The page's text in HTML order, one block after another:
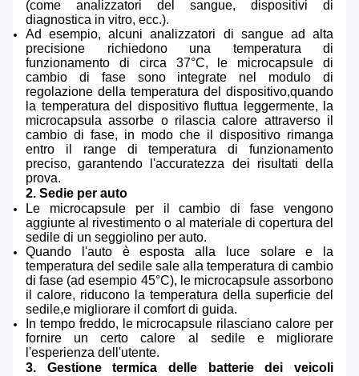
(come analizzatori del sangue, dispositivi di
diagnostica in vitro, ecc.).
Ad esempio, alcuni analizzatori di sangue ad alta
precisione richiedono una temperatura di
funzionamento di circa 37°C, le microcapsule di
cambio di fase sono integrate nel modulo di
regolazione della temperatura del dispositivo,quando
la temperatura del dispositivo fluttua leggermente, la
microcapsula assorbe o rilascia calore attraverso il
cambio di fase, in modo che il dispositivo rimanga
entro il range di temperatura di funzionamento
preciso, garantendo l'accuratezza dei risultati della
prova.
2. Sedie per auto
Le microcapsule per il cambio di fase vengono
aggiunte al rivestimento o al materiale di copertura del
sedile di un seggiolino per auto.
Quando l'auto è esposta alla luce solare e la
temperatura del sedile sale alla temperatura di cambio
di fase (ad esempio 45°C), le microcapsule assorbono
il calore, riducono la temperatura della superficie del
sedile,e migliorare il comfort di guida.
In tempo freddo, le microcapsule rilasciano calore per
fornire un certo calore al sedile e migliorare
l'esperienza dell'utente.
3. Gestione termica delle batterie dei veicoli